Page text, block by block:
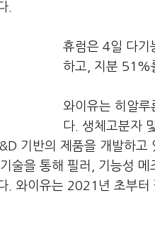
.
휴럼은 4일 다기
하고, 지분 51%
와이유는 히알루
다. 생체고분자
기반의 제품을 개발하
술을 통해 필러, 기능성
. 와이유는 2021년 초부